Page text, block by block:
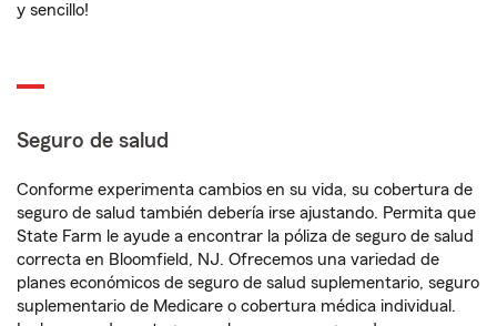
y sencillo!
Seguro de salud
Conforme experimenta cambios en su vida, su cobertura de
seguro de salud también debería irse ajustando. Permita que
State Farm le ayude a encontrar la póliza de seguro de salud
correcta en Bloomfield, NJ. Ofrecemos una variedad de
planes económicos de seguro de salud suplementario, seguro
suplementario de Medicare o cobertura médica individual.